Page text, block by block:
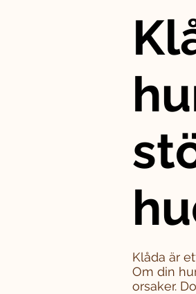
Klåda är
Om din
orsaker.